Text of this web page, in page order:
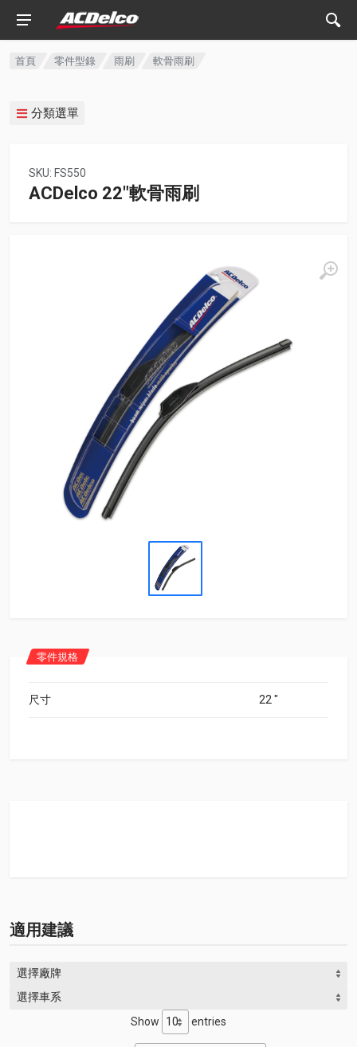
首頁 零件型錄 雨刷 軟骨雨刷
分類選單
SKU: FS550
ACDelco 22"軟骨雨刷
零件規格
尺寸 22 "
適用建議
選擇廠牌
選擇車系
Show
entries